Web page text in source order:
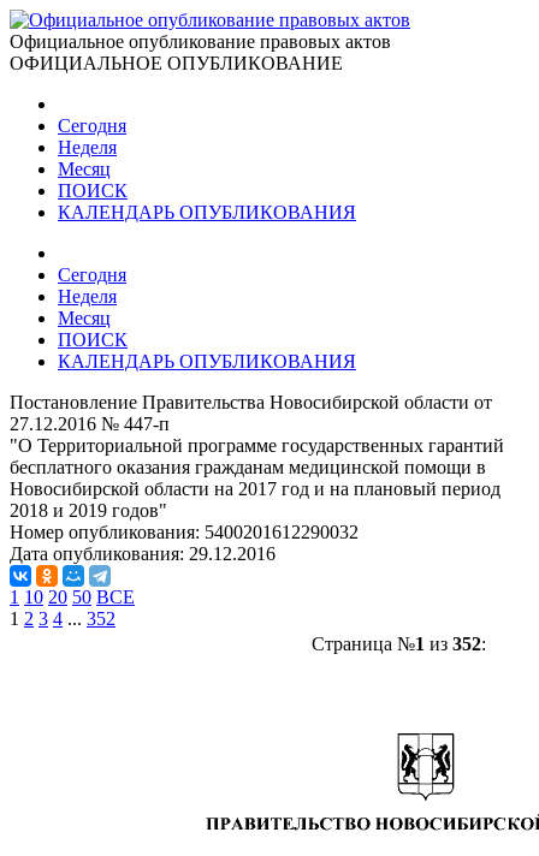
Официальное опубликование правовых актов
ОФИЦИАЛЬНОЕ ОПУБЛИКОВАНИЕ
Сегодня
Неделя
Месяц
ПОИСК
КАЛЕНДАРЬ ОПУБЛИКОВАНИЯ
Сегодня
Неделя
Месяц
ПОИСК
КАЛЕНДАРЬ ОПУБЛИКОВАНИЯ
Постановление Правительства Новосибирской области от
27.12.2016 № 447-п
"О Территориальной программе государственных гарантий
бесплатного оказания гражданам медицинской помощи в
Новосибирской области на 2017 год и на плановый период
2018 и 2019 годов"
Номер опубликования: 5400201612290032
Дата опубликования: 29.12.2016
1 10 20 50 ВСЕ
1 2 3 4 ... 352
Страница №1 из 352: